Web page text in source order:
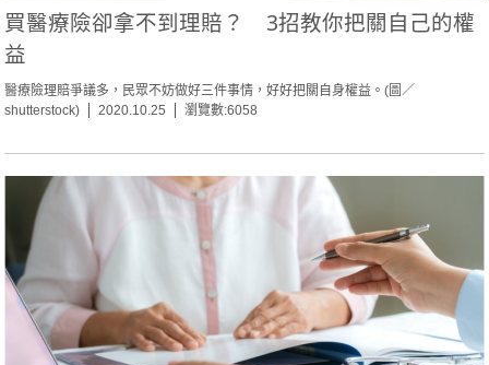
買醫療險卻拿不到理賠？ 3招教你把關自己的權
益
醫療險理賠爭議多，民眾不妨做好三件事情，好好把關自身權益。(圖／
shutterstock)
2020.10.25 瀏覽數:6058